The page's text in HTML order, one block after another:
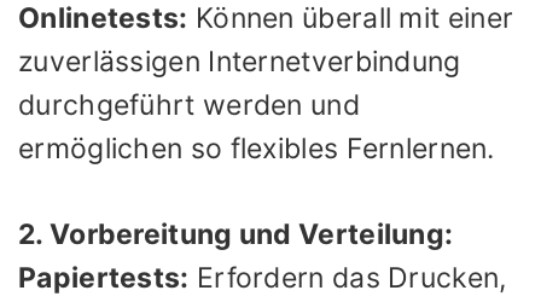
Onlinetests: Können überall mit einer
zuverlässigen Internetverbindung
durchgeführt werden und
ermöglichen so flexibles Fernlernen.
2. Vorbereitung und Verteilung:
Papiertests: Erfordern das Drucken,